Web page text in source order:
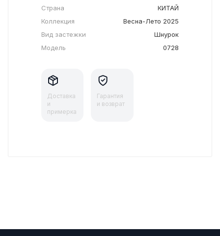
Страна
КИТАЙ
Коллекция
Весна-Лето 2025
Вид застежки
Шнурок
Модель
0728
Доставка
и
примерка
Гарантия
и возврат